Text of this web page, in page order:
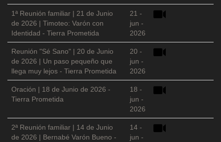
1ª Reunión familiar | 21 de Junio
de 2026 | Timoteo: Varón con
Identidad - Tierra Prometida
21 -
jun -
2026
Reunión "Sé Sano" | 20 de Junio
de 2026 | Un paso pequeño que
llega muy lejos - Tierra Prometida
20 -
jun -
2026
Oración | 18 de Junio de 2026 -
Tierra Prometida
18 -
jun -
2026
2ª Reunión familiar | 14 de Junio
de 2026 | Bernabé Varón Bueno -
14 -
jun -